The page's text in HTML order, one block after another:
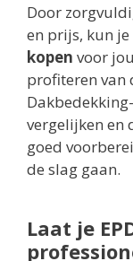
Door
en prijs, kun
kopen voor
profiteren van
vergelijken en
goed
de slag gaan.
Laat je